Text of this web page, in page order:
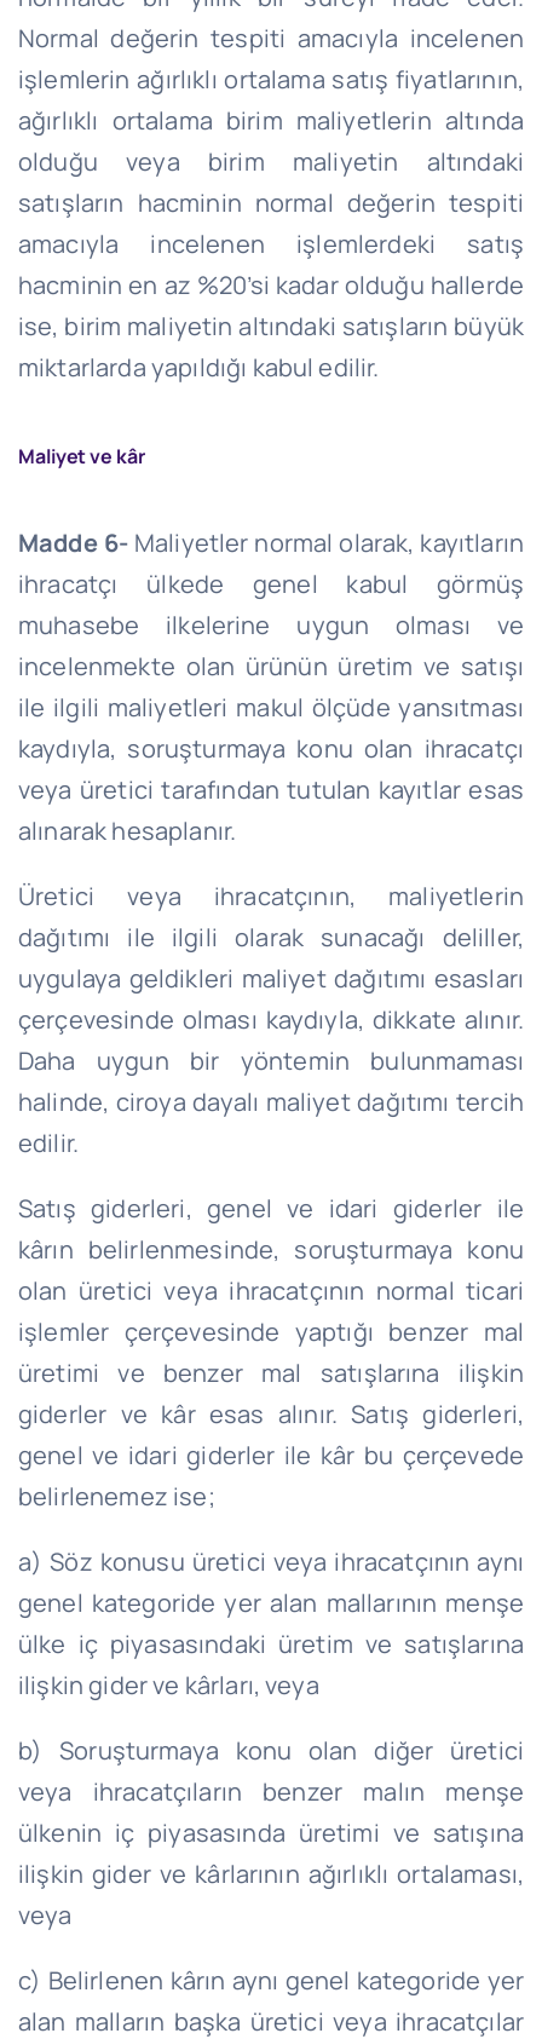
Normal değerin tespiti amacıyla incelenen
işlemlerin ağırlıklı ortalama satış fiyatlarının,
ağırlıklı ortalama birim maliyetlerin altında
olduğu veya birim maliyetin altındaki
satışların hacminin normal değerin tespiti
amacıyla incelenen işlemlerdeki satış
hacminin en az %20’si kadar olduğu hallerde
ise, birim maliyetin altındaki satışların büyük
miktarlarda yapıldığı kabul edilir.
Maliyet ve kâr
Madde 6- Maliyetler normal olarak, kayıtların
ihracatçı ülkede genel kabul görmüş
muhasebe ilkelerine uygun olması ve
incelenmekte olan ürünün üretim ve satışı
ile ilgili maliyetleri makul ölçüde yansıtması
kaydıyla, soruşturmaya konu olan ihracatçı
veya üretici tarafından tutulan kayıtlar esas
alınarak hesaplanır.
Üretici veya ihracatçının, maliyetlerin
dağıtımı ile ilgili olarak sunacağı deliller,
uygulaya geldikleri maliyet dağıtımı esasları
çerçevesinde olması kaydıyla, dikkate alınır.
Daha uygun bir yöntemin bulunmaması
halinde, ciroya dayalı maliyet dağıtımı tercih
edilir.
Satış giderleri, genel ve idari giderler ile
kârın belirlenmesinde, soruşturmaya konu
olan üretici veya ihracatçının normal ticari
işlemler çerçevesinde yaptığı benzer mal
üretimi ve benzer mal satışlarına ilişkin
giderler ve kâr esas alınır. Satış giderleri,
genel ve idari giderler ile kâr bu çerçevede
belirlenemez ise;
a) Söz konusu üretici veya ihracatçının aynı
genel kategoride yer alan mallarının menşe
ülke iç piyasasındaki üretim ve satışlarına
ilişkin gider ve kârları, veya
b) Soruşturmaya konu olan diğer üretici
veya ihracatçıların benzer malın menşe
ülkenin iç piyasasında üretimi ve satışına
ilişkin gider ve kârlarının ağırlıklı ortalaması,
veya
c) Belirlenen kârın aynı genel kategoride yer
alan malların başka üretici veya ihracatçılar